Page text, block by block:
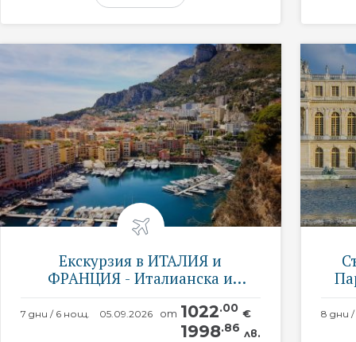
Екскурзия в ИТАЛИЯ и
ФРАНЦИЯ - Италианска и
Френска ривиера - със самолет,
на български език!
7 дни / 6 нощ.
05.09.2026
от 1022.00 €
1998.86 лв.